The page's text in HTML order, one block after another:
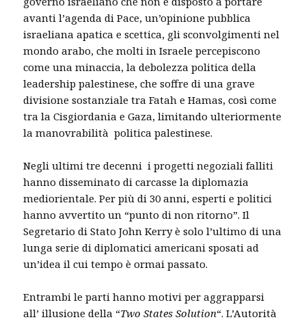
avanti l’agenda di Pace, un’opinione pubblica
israeliana apatica e scettica, gli sconvolgimenti nel
mondo arabo, che molti in Israele percepiscono
come una minaccia, la debolezza politica della
leadership palestinese, che soffre di una grave
divisione sostanziale tra Fatah e Hamas, così come
tra la Cisgiordania e Gaza, limitando ulteriormente
la manovrabilità politica palestinese.
Negli ultimi tre decenni i progetti negoziali falliti
hanno disseminato di carcasse la diplomazia
mediorientale. Per più di 30 anni, esperti e politici
hanno avvertito un “punto di non ritorno”. Il
Segretario di Stato John Kerry è solo l’ultimo di una
lunga serie di diplomatici americani sposati ad
un’idea il cui tempo è ormai passato.
Entrambi le parti hanno motivi per aggrapparsi
all’ illusione della “Two States Solution“. L’Autorità